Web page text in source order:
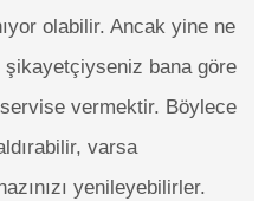
olabilir. Ancak yine ne
bana göre
vermektir. Böylece
varsa
yenileyebilirler.